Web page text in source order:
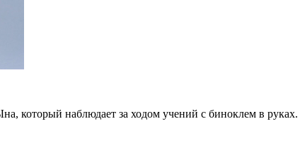
который наблюдает за ходом учений c биноклем в руках.